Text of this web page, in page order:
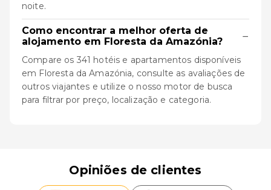
noite.
Como encontrar a melhor oferta de
alojamento em Floresta da Amazónia?
−
Compare os 341 hotéis e apartamentos disponíveis
em Floresta da Amazónia, consulte as avaliações de
outros viajantes e utilize o nosso motor de busca
para filtrar por preço, localização e categoria.
Opiniões de clientes